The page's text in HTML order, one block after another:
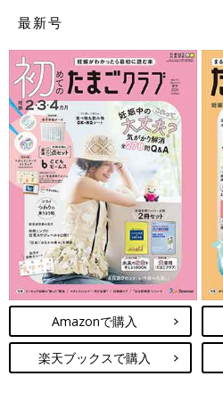
最新号
Amazonで購入
楽天ブックスで購入